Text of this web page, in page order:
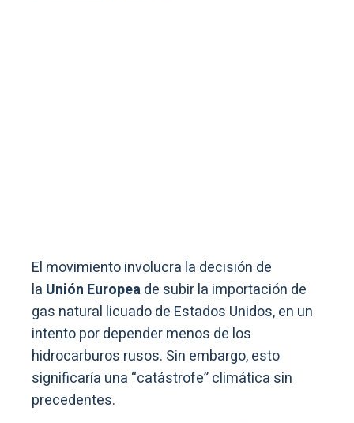
El movimiento involucra la decisión de
la Unión Europeade subir la importación de
gas natural licuado de Estados Unidos, en un
intento por depender menos de los
hidrocarburos rusos. Sin embargo, esto
significaría una “catástrofe” climática sin
precedentes.